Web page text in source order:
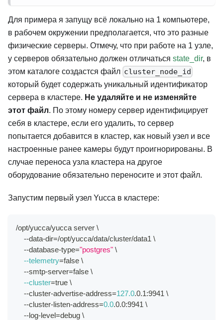
Для примера я запущу всё локально на 1 компьютере,
в рабочем окружении предполагается, что это разные
физические серверы. Отмечу, что при работе на 1 узле,
у серверов обязательно должен отличаться state_dir, в
этом каталоге создастся файл cluster_node_id
который будет содержать уникальный идентификатор
сервера в кластере. Не удаляйте и не изменяйте
этот файл. По этому номеру сервер идентифицирует
себя в кластере, если его удалить, то сервер
попытается добавится в кластер, как новый узел и все
настроенные ранее камеры будут проигнорированы. В
случае переноса узла кластера на другое
оборудование обязательно переносите и этот файл.
Запустим первый узел Yucca в кластере:
/opt/yucca/yucca server \
    --data-dir
=/opt/yucca/data/cluster/data1 \
    --database-type
="postgres" \
--telemetry=false \
    --smtp-server
=false \
--cluster=true \
    --cluster-advertise-address
=127.0.0.1:9941 \
    --cluster-listen-address
=0.0.0.0:9941 \
    --log-level
=debug \